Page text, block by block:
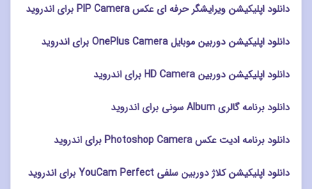
دانلود اپلیکیشن ویرایشگر حرفه ای عکس PIP Camera برای اندروید
دانلود اپلیکیشن دوربین موبایل OnePlus Camera برای اندروید
دانلود اپلیکیشن دوربین HD Camera برای اندروید
دانلود برنامه گالری Album سونی برای اندروید
دانلود برنامه ادیت عکس Photoshop Camera برای اندروید
دانلود اپلیکیشن کلاژ دوربین سلفی YouCam Perfect برای اندروید